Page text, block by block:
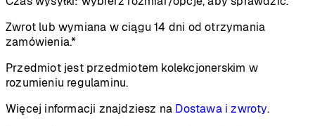
Zwrot lub wymiana w ciągu 14 dni od otrzymania
zamówienia.*
Przedmiot jest przedmiotem kolekcjonerskim w
rozumieniu regulaminu.
Więcej informacji znajdziesz na Dostawa i zwroty.